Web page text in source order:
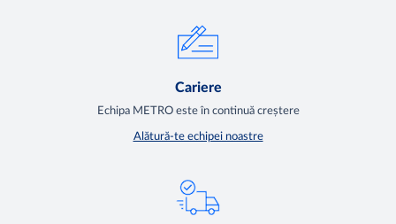
Cariere
Echipa METRO este în continuă creștere
Alătură-te echipei noastre